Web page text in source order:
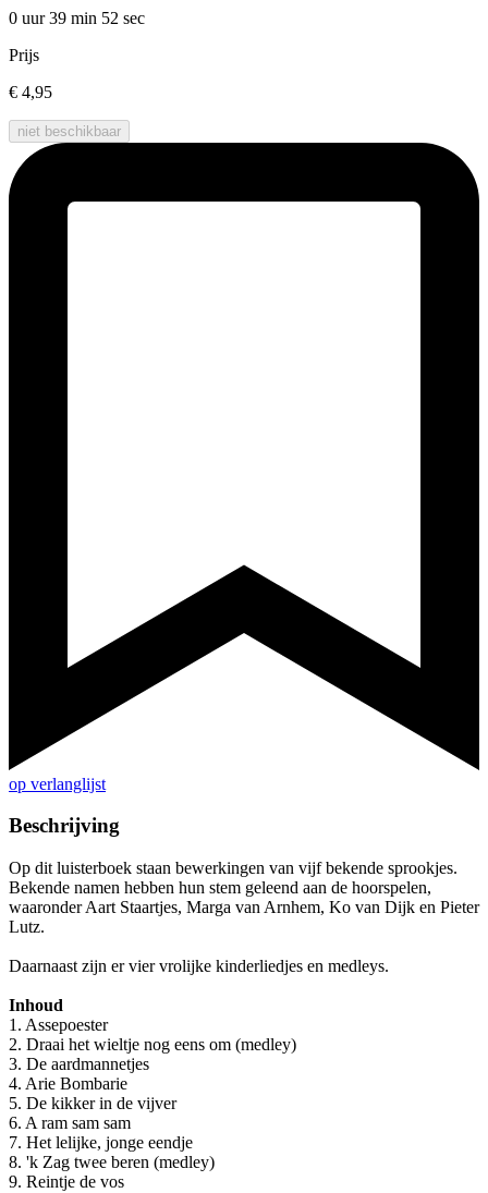
0 uur 39 min 52 sec
Prijs
€ 4,95
niet beschikbaar
op verlanglijst
Beschrijving
Op dit luisterboek staan bewerkingen van vijf bekende sprookjes.
Bekende namen hebben hun stem geleend aan de hoorspelen,
waaronder Aart Staartjes, Marga van Arnhem, Ko van Dijk en Pieter
Lutz.
Daarnaast zijn er vier vrolijke kinderliedjes en medleys.
Inhoud
1. Assepoester
2. Draai het wieltje nog eens om (medley)
3. De aardmannetjes
4. Arie Bombarie
5. De kikker in de vijver
6. A ram sam sam
7. Het lelijke, jonge eendje
8. 'k Zag twee beren (medley)
9. Reintje de vos